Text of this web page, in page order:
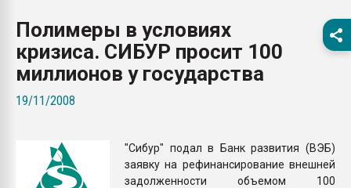
28.07.2026
ситуацией на
Всё, что касается
Полимеры в условиях
кризиса. СИБУР просит 100
миллионов у государства
19/11/2008
"Сибур" подал в Банк развития (ВЭБ)
заявку на рефинансирование внешней
задолженности объемом 100